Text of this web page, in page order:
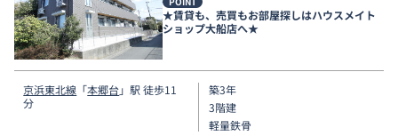
★賃貸も、売買もお部屋探しはハウスメイト
ショップ大船店へ★
京浜東北線 「本郷台」駅 徒歩11
分
築3年
3階建
軽量鉄骨